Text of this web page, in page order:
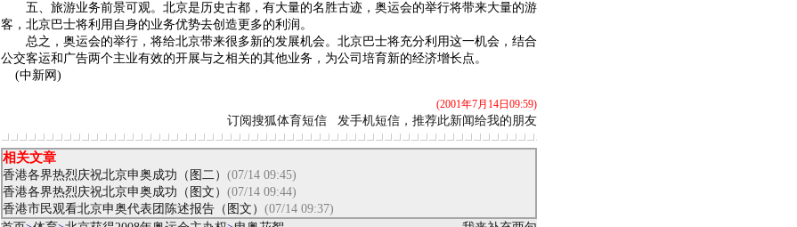
五、旅游业务前景可观。北京是历史古都，有大量的名胜古迹，奥运会的举行将带来大量的游
客，北京巴士将利用自身的业务优势去创造更多的利润。
总之，奥运会的举行，将给北京带来很多新的发展机会。北京巴士将充分利用这一机会，结合
公交客运和广告两个主业有效的开展与之相关的其他业务，为公司培育新的经济增长点。
(中新网)
(2001年7月14日09:59)
订阅搜狐体育短信 发手机短信，推荐此新闻给我的朋友
相关文章
香港各界热烈庆祝北京申奥成功（图二） (07/14 09:45)
香港各界热烈庆祝北京申奥成功（图文） (07/14 09:44)
香港市民观看北京申奥代表团陈述报告（图文） (07/14 09:37)